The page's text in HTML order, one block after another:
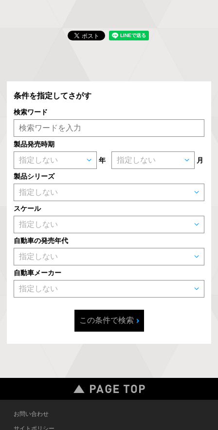
条件を指定してさがす
検索ワード
製品発売時期
年 月
製品シリーズ
スケール
自動車の発売年代
自動車メーカー
この条件で検索
お問い合わせ
サイトポリシー